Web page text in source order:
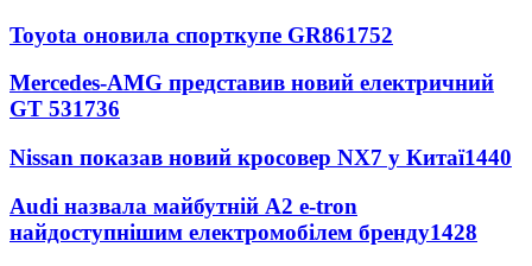
Toyota оновила спорткупе GR861752
Mercedes-AMG представив новий електричний
GT 531736
Nissan показав новий кросовер NX7 у Китаї1440
Audi назвала майбутній A2 e-tron
найдоступнішим електромобілем бренду1428